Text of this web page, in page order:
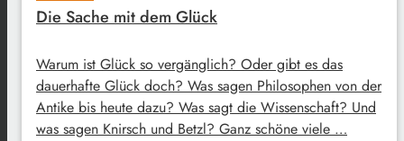
Die Sache mit dem Glück
Warum ist Glück so vergänglich? Oder gibt es das
dauerhafte Glück doch? Was sagen Philosophen von der
Antike bis heute dazu? Was sagt die Wissenschaft? Und
was sagen Knirsch und Betzl? Ganz schöne viele …